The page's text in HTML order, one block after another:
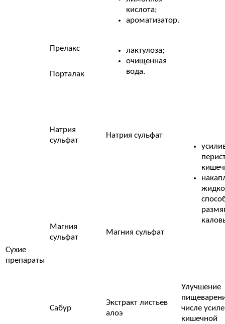
кислота;
ароматизатор.
Прелакс
лактулоза;
очищенная
вода.
Порталак
Сухие
препараты
Натрия
сульфат
Натрия сульфат
Магния
сульфат
Магния сульфат
Сабур
Экстракт листьев
алоэ
Улучшение
числе
кишечной